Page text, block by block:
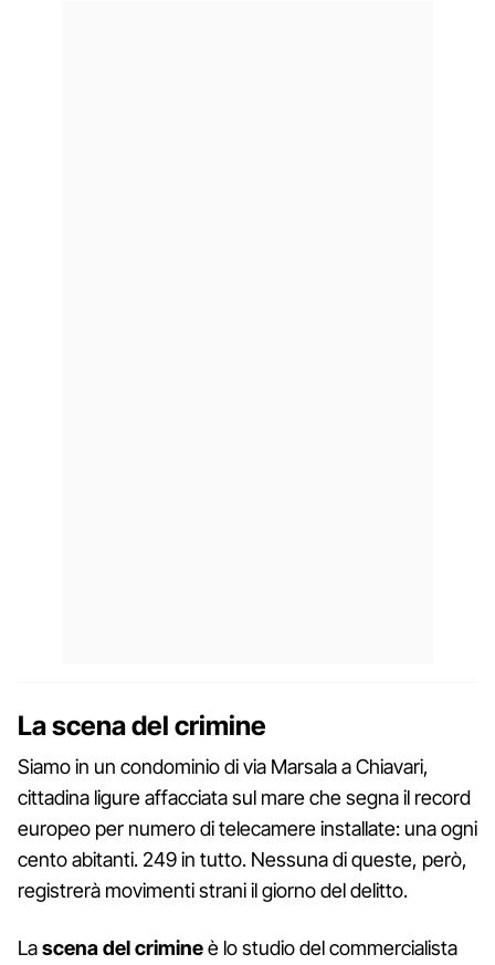
La scena del crimine
Siamo in un condominio di via Marsala a Chiavari,
cittadina ligure affacciata sul mare che segna il record
europeo per numero di telecamere installate: una ogni
cento abitanti. 249 in tutto. Nessuna di queste, però,
registrerà movimenti strani il giorno del delitto.
Lascena del crimineè lo studio del commercialista